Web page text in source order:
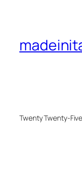
Twenty Twenty-Five